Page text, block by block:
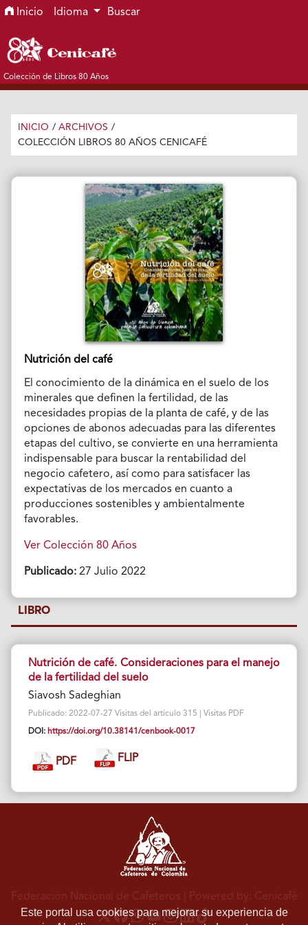
Ir al menú de navegación principal
Ir al contenido principal
Ir al pie de página del sitio
Inicio Idioma Buscar
Colección de Libros 80 Años
INICIO / ARCHIVOS /
COLECCIÓN LIBROS 80 AÑOS CENICAFÉ
Nutrición del café
El conocimiento de la dinámica en el suelo de los
minerales que definen la fertilidad, de las
necesidades propias de la planta de café, y de las
opciones de abonos adecuadas para las diferentes
etapas del cultivo, se convierte en una herramienta
indispensable para buscar la rentabilidad del
negocio cafetero, así como para satisfacer las
expectativas de los mercados en cuanto a
producciones sostenibles y ambientalmente
favorables.
Ver Colección 80 Años
Publicado:27 Julio 2022
LIBRO
Nutrición de café. Consideraciones para el manejo
de la fertilidad del suelo
Siavosh Sadeghian
Publicado: 2022-07-27 Visitas del artículo 315 | Visitas PDF
DOI: https://doi.org/10.38141/cenbook-0017
PDF FLIP
Este portal usa cookies para mejorar su experiencia de
Federación Nacional de Cafeteros | Powered by: Cenicafé